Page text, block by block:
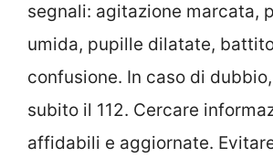
segnali: agitazione marcata,
umida, pupille dilatate,
confusione. In caso di
subito il 112. Cercare
affidabili e aggiornate.